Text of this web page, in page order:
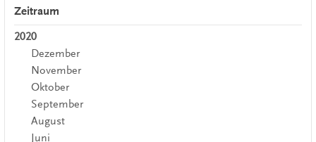
Zeitraum
2020
Dezember
November
Oktober
September
August
Juni